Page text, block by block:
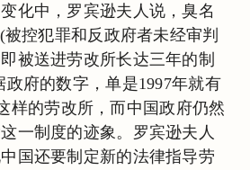
化中，罗宾逊夫人说，臭名
被控犯罪和反政府者未经审判
被送进劳改所长达三年的制
政府的数字，单是1997年就有
样的劳改所，而中国政府仍然
一制度的迹象。罗宾逊夫人
国还要制定新的法律指导劳